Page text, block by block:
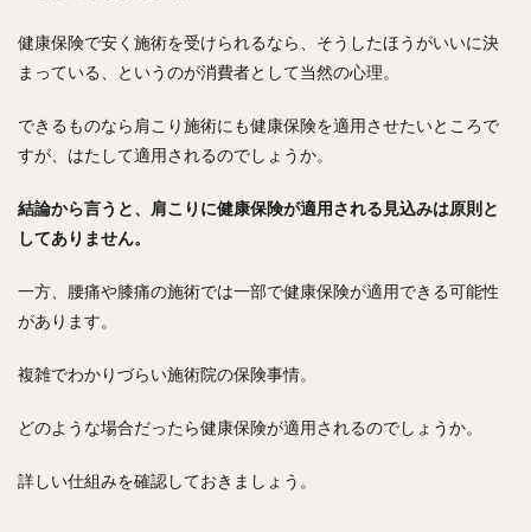
健康保険で安く施術を受けられるなら、そうしたほうがいいに決
まっている、というのが消費者として当然の心理。
できるものなら肩こり施術にも健康保険を適用させたいところで
すが、はたして適用されるのでしょうか。
結論から言うと、肩こりに健康保険が適用される見込みは原則と
してありません。
一方、腰痛や膝痛の施術では一部で健康保険が適用できる可能性
があります。
複雑でわかりづらい施術院の保険事情。
どのような場合だったら健康保険が適用されるのでしょうか。
詳しい仕組みを確認しておきましょう。